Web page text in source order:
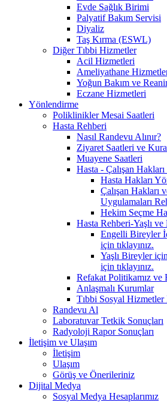
Evde Sağlık Birimi
Palyatif Bakım Servisi
Diyaliz
Taş Kırma (ESWL)
Diğer Tıbbi Hizmetler
Acil Hizmetleri
Ameliyathane
Yoğun Bakım ve
Eczane Hizmetleri
Yönlendirme
Poliklinikler Mesai Saatleri
Hasta Rehberi
Nasıl Randevu Alınır?
Ziyaret Saatleri ve
Muayene Saatleri
Hasta - Çalışan
Hasta Hakları
Çalışan Hakları
Uygulamaları
Hekim Seçme
Hasta Rehberi-Yaşlı
Engelli Bireyler
için tıklayınız.
Yaşlı Bireyler
için tıklayınız.
Refakat Politikamız ve
Anlaşmalı Kurumlar
Tıbbi Sosyal
Randevu Al
Laboratuvar Tetkik Sonuçları
Radyoloji Rapor Sonuçları
İletişim ve Ulaşım
İletişim
Ulaşım
Görüş ve Önerileriniz
Dijital Medya
Sosyal Medya Hesaplarımız